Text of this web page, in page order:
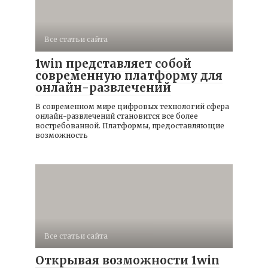
Все статьи сайта
1win представляет собой
современную платформу для
онлайн-развлечений
В современном мире цифровых технологий сфера
онлайн-развлечений становится все более
востребованной. Платформы, предоставляющие
возможность
Все статьи сайта
Открывая возможности 1win